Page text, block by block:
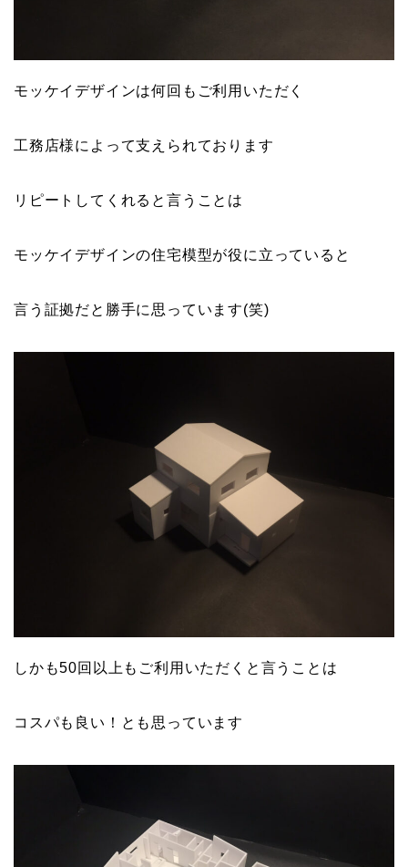
モッケイデザインは何回もご利用いただく
工務店様によって支えられております
リピートしてくれると言うことは
モッケイデザインの住宅模型が役に立っていると
言う証拠だと勝手に思っています(笑)
しかも50回以上もご利用いただくと言うことは
コスパも良い！とも思っています